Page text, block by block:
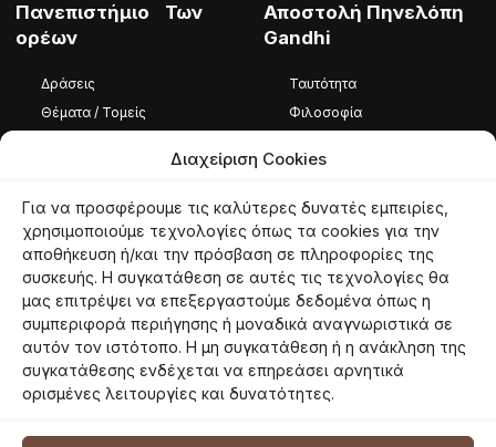
Διαχείριση Cookies
Για να προσφέρουμε τις καλύτερες δυνατές εμπειρίες,
χρησιμοποιούμε τεχνολογίες όπως τα cookies για την
αποθήκευση ή/και την πρόσβαση σε πληροφορίες της
συσκευής. Η συγκατάθεση σε αυτές τις τεχνολογίες θα
μας επιτρέψει να επεξεργαστούμε δεδομένα όπως η
συμπεριφορά περιήγησης ή μοναδικά αναγνωριστικά σε
αυτόν τον ιστότοπο. Η μη συγκατάθεση ή η ανάκληση της
συγκατάθεσης ενδέχεται να επηρεάσει αρνητικά
ορισμένες λειτουργίες και δυνατότητες.
Πανεπιστήμιο Των
ορέων
Δράσεις
Θέματα / Τομείς
Αποστολή Πηνελόπη
Gandhi
Ταυτότητα
Φιλοσοφία
Ταυτότητα
Φιλοσοφία
Εθελοντές
© 2026 panoreon.gr | Πανεπιστήμιο Των Ορέων |
Netmechanics
Όροι ΧρήσηςΠολιτική ΑπορρήτουΠολιτική Cookies